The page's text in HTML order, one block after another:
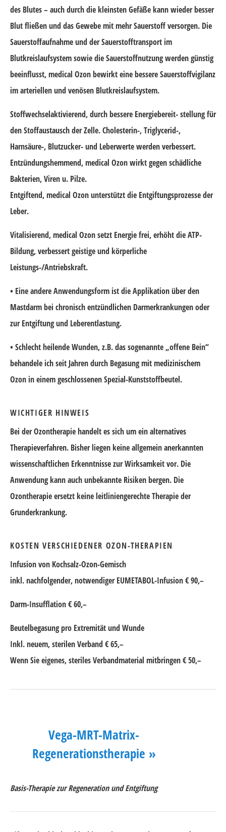
des Blutes – auch durch die kleinsten Gefäße kann wieder besser
Blut fließen und das Gewebe mit mehr Sauerstoff versorgen. Die
Sauerstoffaufnahme und der Sauerstofftransport im
Blutkreislaufsystem sowie die Sauerstoffnutzung werden günstig
beeinflusst, medical Ozon bewirkt eine bessere Sauerstoffvigilanz
im arteriellen und venösen Blutkreislaufsystem.
Stoffwechselaktivierend, durch bessere Energiebereit- stellung für
den Stoffaustausch der Zelle. Cholesterin-, Triglycerid-,
Harnsäure-, Blutzucker- und Leberwerte werden verbessert.
Entzündungshemmend, medical Ozon wirkt gegen schädliche
Bakterien, Viren u. Pilze.
Entgiftend, medical Ozon unterstützt die Entgiftungsprozesse der
Leber.
Vitalisierend, medical Ozon setzt Energie frei, erhöht die ATP-
Bildung, verbessert geistige und körperliche
Leistungs-/Antriebskraft.
• Eine andere Anwendungsform ist die Applikation über den
Mastdarm bei chronisch entzündlichen Darmerkrankungen oder
zur Entgiftung und Leberentlastung.
• Schlecht heilende Wunden, z.B. das sogenannte „offene Bein“
behandele ich seit Jahren durch Begasung mit medizinischem
Ozon in einem geschlossenen Spezial-Kunststoffbeutel.
WICHTIGER HINWEIS
Bei der Ozontherapie handelt es sich um ein alternatives
Therapieverfahren. Bisher liegen keine allgemein anerkannten
wissenschaftlichen Erkenntnisse zur Wirksamkeit vor. Die
Anwendung kann auch unbekannte Risiken bergen. Die
Ozontherapie ersetzt keine leitliniengerechte Therapie der
Grunderkrankung.
KOSTEN VERSCHIEDENER OZON-THERAPIEN
Infusion von Kochsalz-Ozon-Gemisch
inkl. nachfolgender, notwendiger EUMETABOL-Infusion € 90,–
Darm-Insufflation € 60,–
Beutelbegasung pro Extremität und Wunde
Inkl. neuem, sterilen Verband € 65,–
Wenn Sie eigenes, steriles Verbandmaterial mitbringen € 50,–
Vega-MRT-Matrix-
Regenerationstherapie »
Basis-Therapie zur Regeneration und Entgiftung